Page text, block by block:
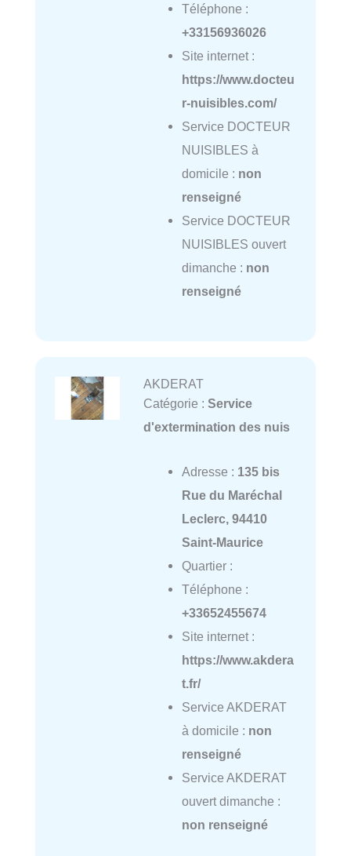
Téléphone :
+33156936026
Site internet :
https://www.docteu
r-nuisibles.com/
Service DOCTEUR
NUISIBLES à
domicile : non
renseigné
Service DOCTEUR
NUISIBLES ouvert
dimanche : non
renseigné
AKDERAT
Catégorie : Service
d'extermination des nuis
Adresse : 135 bis
Rue du Maréchal
Leclerc, 94410
Saint-Maurice
Quartier :
Téléphone :
+33652455674
Site internet :
https://www.akdera
t.fr/
Service AKDERAT
à domicile : non
renseigné
Service AKDERAT
ouvert dimanche :
non renseigné